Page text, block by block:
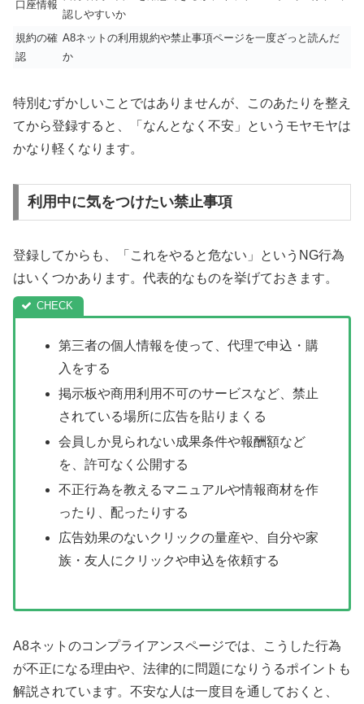
口座情報
認しやすいか
規約の確
認
A8ネットの利用規約や禁止事項ページを一度ざっと読んだ
か
特別むずかしいことではありませんが、このあたりを整え
てから登録すると、「なんとなく不安」というモヤモヤは
かなり軽くなります。
利用中に気をつけたい禁止事項
登録してからも、「これをやると危ない」というNG行為
はいくつかあります。代表的なものを挙げておきます。
第三者の個人情報を使って、代理で申込・購
入をする
掲示板や商用利用不可のサービスなど、禁止
されている場所に広告を貼りまくる
会員しか見られない成果条件や報酬額など
を、許可なく公開する
不正行為を教えるマニュアルや情報商材を作
ったり、配ったりする
広告効果のないクリックの量産や、自分や家
族・友人にクリックや申込を依頼する
A8ネットのコンプライアンスページでは、こうした行為
が不正になる理由や、法律的に問題になりうるポイントも
解説されています。不安な人は一度目を通しておくと、